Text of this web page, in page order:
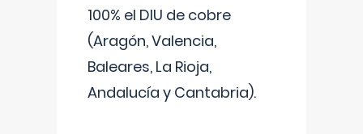
100% el DIU de cobre
(Aragón, Valencia,
Baleares, La Rioja,
Andalucía y Cantabria).